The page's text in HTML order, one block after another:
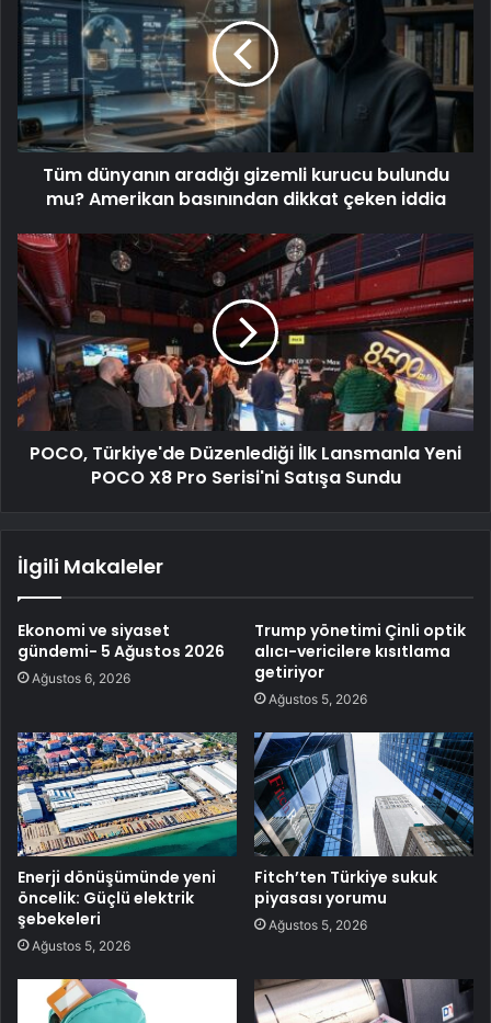
Tüm dünyanın aradığı gizemli kurucu bulundu
mu? Amerikan basınından dikkat çeken iddia
POCO, Türkiye'de Düzenlediği İlk Lansmanla Yeni
POCO X8 Pro Serisi'ni Satışa Sundu
İlgili Makaleler
Ekonomi ve siyaset
gündemi- 5 Ağustos 2026
Ağustos 6, 2026
Trump yönetimi Çinli optik
alıcı-vericilere kısıtlama
getiriyor
Ağustos 5, 2026
Enerji dönüşümünde yeni
öncelik: Güçlü elektrik
şebekeleri
Ağustos 5, 2026
Fitch’ten Türkiye sukuk
piyasası yorumu
Ağustos 5, 2026